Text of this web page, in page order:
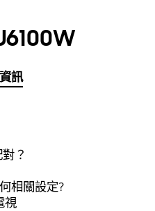
訊
？
相關設定?
視